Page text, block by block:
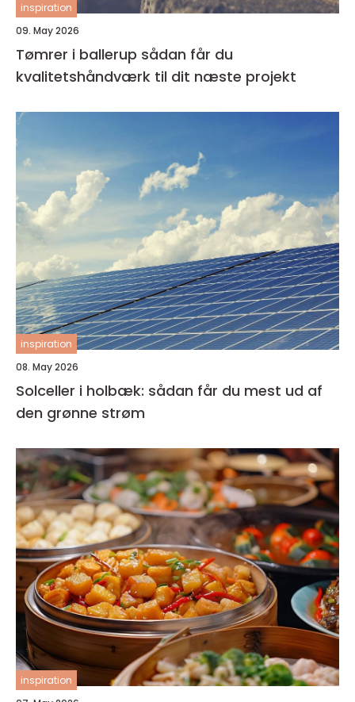
inspiration
09. May 2026
Tømrer i ballerup sådan får du
kvalitetshåndværk til dit næste projekt
inspiration
08. May 2026
Solceller i holbæk: sådan får du mest ud af
den grønne strøm
inspiration